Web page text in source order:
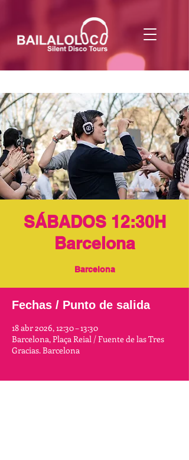
SÁBADOS 12:30H
Barcelona
Barcelona
Fechas / Punto de salida
18 abr 2026, 12:30 – 13:30
Barcelona, Plaça Reial / Fuente de las Tres
Gracias. Barcelona